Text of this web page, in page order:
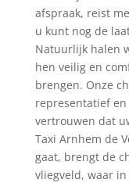
afspraak, reist
u kunt nog de
Natuurlijk halen
hen veilig en
brengen. Onze
representatief
vertrouwen dat
Taxi Arnhem de
gaat, brengt de
vliegveld, waar